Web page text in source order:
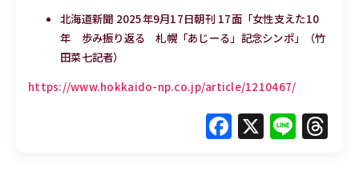
北海道新聞 2025年9月17日朝刊 17面「女性支えた10
年 歩み振り返る 札幌「あじーる」記念シンポ」（竹
田菜七記者）
https://www.hokkaido-np.co.jp/article/1210467/
Facebook
X Line